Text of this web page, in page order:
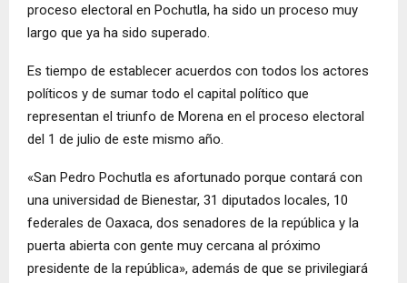
proceso electoral en Pochutla, ha sido un proceso muy
largo que ya ha sido superado.
Es tiempo de establecer acuerdos con todos los actores
políticos y de sumar todo el capital político que
representan el triunfo de Morena en el proceso electoral
del 1 de julio de este mismo año.
«San Pedro Pochutla es afortunado porque contará con
una universidad de Bienestar, 31 diputados locales, 10
federales de Oaxaca, dos senadores de la república y la
puerta abierta con gente muy cercana al próximo
presidente de la república», además de que se privilegiará